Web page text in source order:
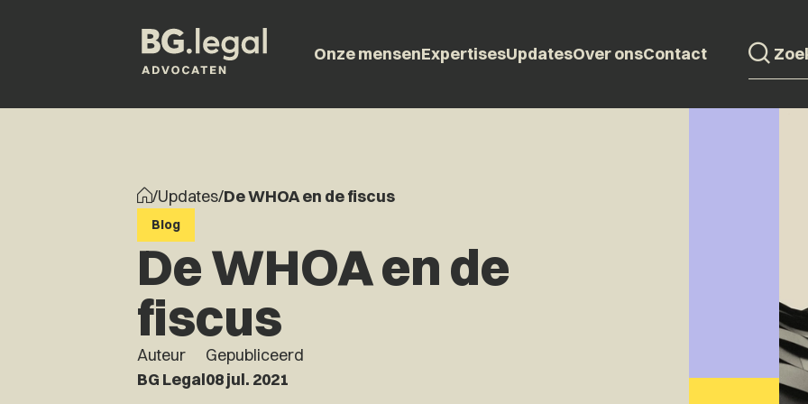
Onze mensenExpertisesUpdatesOver onsContact
/Updates/De WHOA en de fiscus
Blog
De WHOA en de
fiscus
Auteur
BG Legal
Gepubliceerd
08 jul. 2021